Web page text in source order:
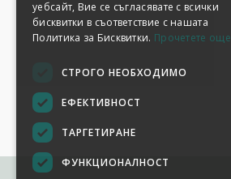
уебсайт, Вие се съгласявате с всички
бисквитки в съответствие с нашата
Политика за Бисквитки. Прочетете още
СТРОГО НЕОБХОДИМО
ЕФЕКТИВНОСТ
ТАРГЕТИРАНЕ
ФУНКЦИОНАЛНОСТ